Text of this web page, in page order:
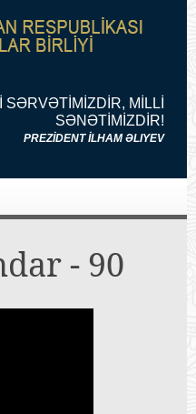
MİLLİ
SƏNƏTİMİZDİR!
PREZİDENT İLHAM ƏLIYEV
- 90